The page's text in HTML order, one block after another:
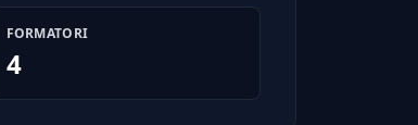
FORMATORI
4